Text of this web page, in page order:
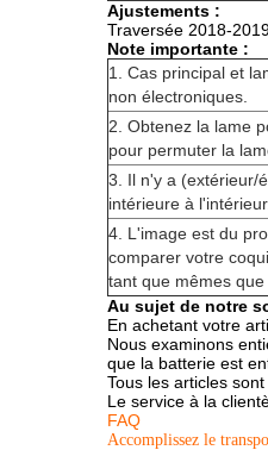
Ajustements :
Traversée 2018-
Note importante :
1. Cas principal et
non électroniques.
2. Obtenez la lame
pour permuter la
3. Il n'y a (extérieur/
intérieure à l'intérieur.
4. L'image est du
comparer votre
tant que mêmes
Au sujet de notre
En achetant votre
Nous examinons
que la batterie est
Tous les articles
Le service à la
FAQ
Accomplissez le